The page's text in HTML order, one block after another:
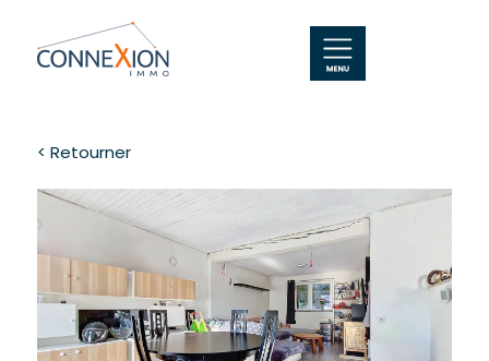
< Retourner